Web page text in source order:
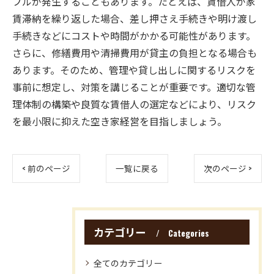
賃滞納を繰り返した場合、差し押さえ手続きや明け渡し
手続きなどにコストや時間がかかる可能性があります。
さらに、修繕費用や清掃費用が貸主の負担となる場合も
あります。そのため、管理や貸し出しに関するリスクを
事前に想定し、対策を講じることが重要です。適切な管
理体制の構築や良質な賃借人の選定などにより、リスク
を最小限に抑えた空き家経営を目指しましょう。
< 前のページ 一覧に戻る 次のページ >
カテゴリー Categories
全てのカテゴリー